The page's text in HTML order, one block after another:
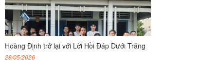
Hoàng Định trở lại với Lời Hồi Đáp Dưới Trăng
28/05/2026